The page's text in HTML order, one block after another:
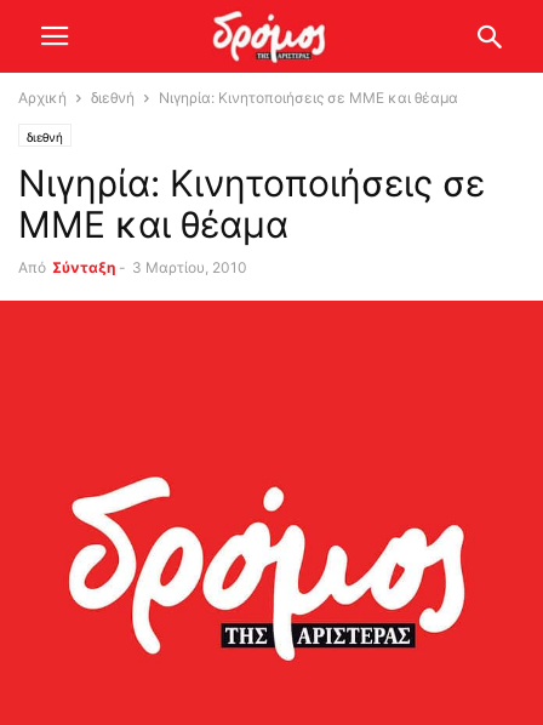
Αρχική διεθνή Νιγηρία: Κινητοποιήσεις σε ΜΜΕ και θέαμα
διεθνή
Νιγηρία: Κινητοποιήσεις σε
ΜΜΕ και θέαμα
Από Σύνταξη - 3 Μαρτίου, 2010